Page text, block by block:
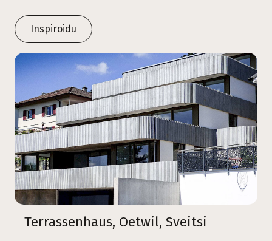
Inspiroidu
Terrassenhaus, Oetwil, Sveitsi